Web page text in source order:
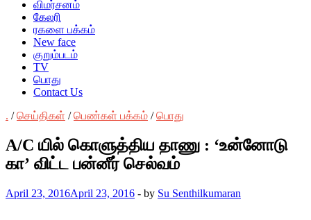
விமர்சனம்
கேலரி
ரகளை பக்கம்
New face
குறும்படம்
TV
பொது
Contact Us
. /செய்திகள் /பெண்கள் பக்கம் /பொது
A/C யில் கொளுத்திய தாணு : ‘உன்னோடு
கா’ விட்ட பன்னீர் செல்வம்
April 23, 2016April 23, 2016 - by Su Senthilkumaran